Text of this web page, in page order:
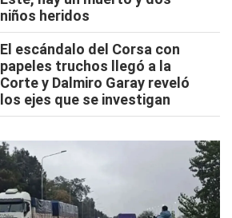
niños heridos
El escándalo del Corsa con
papeles truchos llegó a la
Corte y Dalmiro Garay reveló
los ejes que se investigan